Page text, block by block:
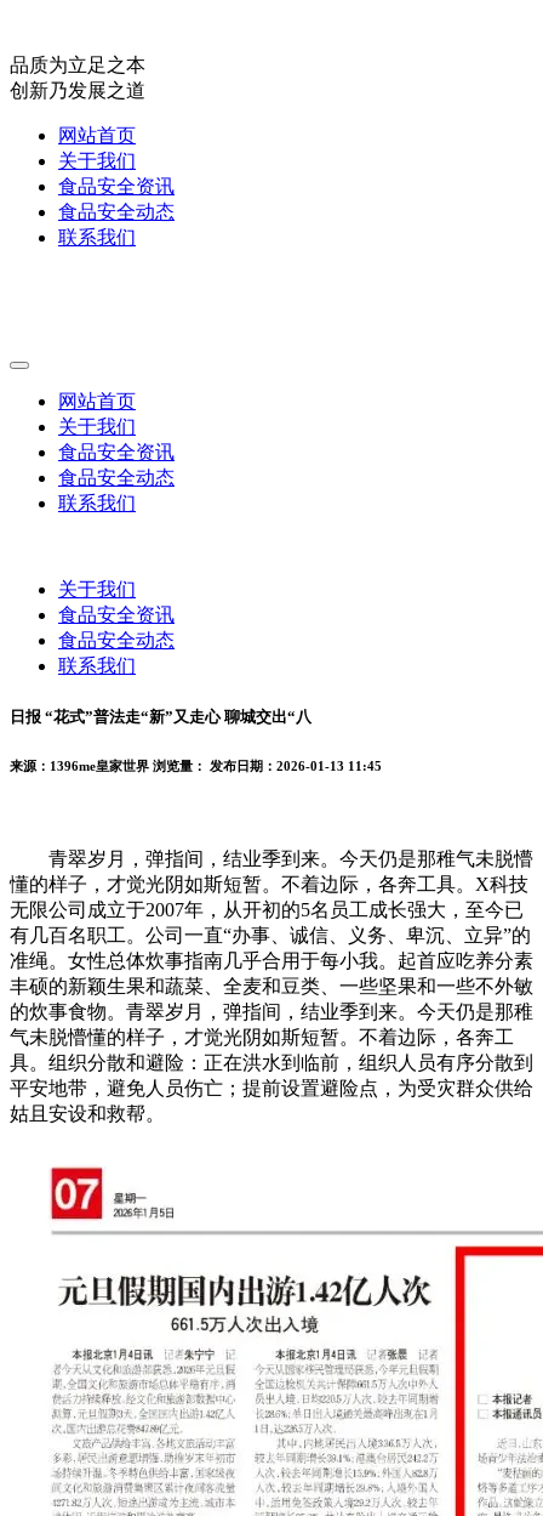
品质为立足之本
创新乃发展之道
网站首页
关于我们
食品安全资讯
食品安全动态
联系我们
网站首页
关于我们
食品安全资讯
食品安全动态
联系我们
关于我们
食品安全资讯
食品安全动态
联系我们
日报 “花式”普法走“新”又走心 聊城交出“八
来源：1396me皇家世界 浏览量： 发布日期：2026-01-13 11:45
青翠岁月，弹指间，结业季到来。今天仍是那稚气未脱懵
懂的样子，才觉光阴如斯短暂。不着边际，各奔工具。X科技
无限公司成立于2007年，从开初的5名员工成长强大，至今已
有几百名职工。公司一直“办事、诚信、义务、卑沉、立异”的
准绳。女性总体炊事指南几乎合用于每小我。起首应吃养分素
丰硕的新颖生果和蔬菜、全麦和豆类、一些坚果和一些不外敏
的炊事食物。青翠岁月，弹指间，结业季到来。今天仍是那稚
气未脱懵懂的样子，才觉光阴如斯短暂。不着边际，各奔工
具。组织分散和避险：正在洪水到临前，组织人员有序分散到
平安地带，避免人员伤亡；提前设置避险点，为受灾群众供给
姑且安设和救帮。